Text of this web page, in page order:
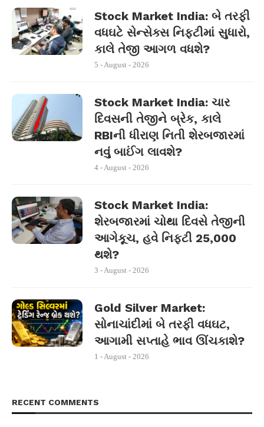
Stock Market India: બે તરફી
વધઘટે સેન્સેક્સ નિફ્ટીમાં સુધારો,
કાલે તેજી આગળ વધશે?
5 - August - 2026
Stock Market India: ચાર
દિવસની તેજીને બ્રેક, કાલે
RBIની ધીરાણ નિતી શેરબજારમાં
નવું બાઈંગ લાવશે?
4 - August - 2026
Stock Market India:
શેરબજારમાં ચોથા દિવસે તેજીની
આગેકૂચ, હવે નિફ્ટી 25,000
થશે?
3 - August - 2026
Gold Silver Market:
સોનાચાંદીમાં બે તરફી વધઘટ,
આગામી સપ્તાહે ભાવ ઊંચકાશે?
1 - August - 2026
RECENT COMMENTS